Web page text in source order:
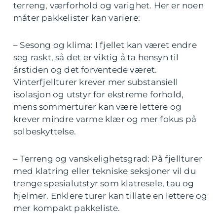
terreng, værforhold og varighet. Her er noen
måter pakkelister kan variere:
– Sesong og klima: I fjellet kan været endre
seg raskt, så det er viktig å ta hensyn til
årstiden og det forventede været.
Vinterfjellturer krever mer substansiell
isolasjon og utstyr for ekstreme forhold,
mens sommerturer kan være lettere og
krever mindre varme klær og mer fokus på
solbeskyttelse.
– Terreng og vanskelighetsgrad: På fjellturer
med klatring eller tekniske seksjoner vil du
trenge spesialutstyr som klatresele, tau og
hjelmer. Enklere turer kan tillate en lettere og
mer kompakt pakkeliste.